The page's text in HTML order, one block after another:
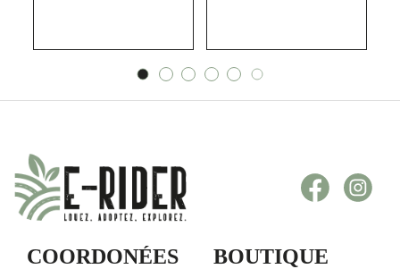
Facebook
COORDONÉES BOUTIQUE